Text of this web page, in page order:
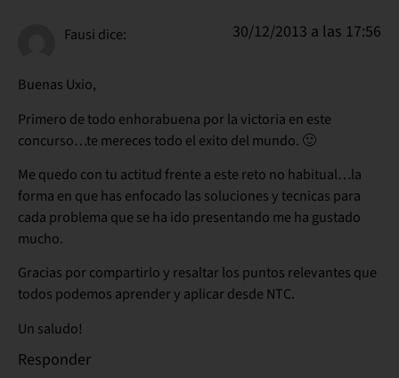
Fausi dice: 30/12/2013 a las 17:56
Buenas Uxio,
Primero de todo enhorabuena por la victoria en este
concurso…te mereces todo el exito del mundo. 🙂
Me quedo con tu actitud frente a este reto no habitual…la
forma en que has enfocado las soluciones y tecnicas para
cada problema que se ha ido presentando me ha gustado
mucho.
Gracias por compartirlo y resaltar los puntos relevantes que
todos podemos aprender y aplicar desde NTC.
Un saludo!
Responder